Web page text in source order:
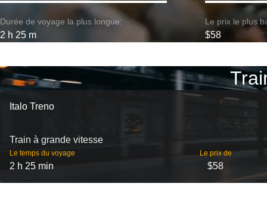
Durée de voyage la plus longue:
2 h 25 m
Le prix le plus
$58
Italo Treno
Train à grande vitesse
Le temps du voyage
2 h 25 min
Le prix de
$58